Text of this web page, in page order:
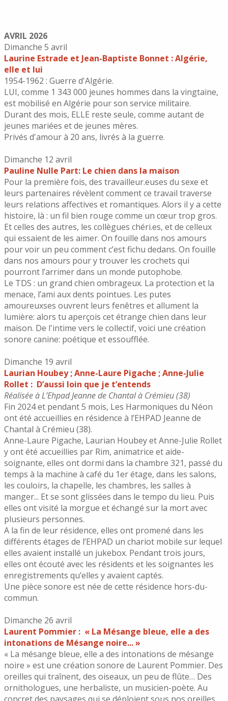
AVRIL 2026
Dimanche 5 avril
Laurine Estrade et Jean-Baptiste Bonnet : Algérie,
elle et lui
1954-1962 : Guerre d'Algérie.
LUI, comme 1 343 000 jeunes hommes dans la vingtaine,
est mobilisé en Algérie pour son service militaire.
Durant des mois, ELLE reste seule, comme autant de
jeunes mariées et de jeunes mères.
Privés d'amour à 20 ans, livrés à la guerre.
Dimanche 12 avril
Pauline Nulle Part: Le chien dans la maison
Pour la première fois, des travailleur.euses du sexe et
leurs partenaires révèlent comment ce travail traverse
leurs relations affectives et romantiques. Alors il y a cette
histoire, là : un fil bien rouge comme un cœur trop gros.
Et celles des autres, les collègues chéri.es, et de celleux
qui essaient de les aimer. On fouille dans nos amours
pour voir un peu comment c’est fichu dedans. On fouille
dans nos amours pour y trouver les crochets qui
pourront l’arrimer dans un monde putophobe.
Le TDS : un grand chien ombrageux. La protection et la
menace, l’ami aux dents pointues. Les putes
amoureuxses ouvrent leurs fenêtres et allument la
lumière: alors tu aperçois cet étrange chien dans leur
maison. De l'intime vers le collectif, voici une création
sonore canine: poétique et essoufflée.
Dimanche 19 avril
Laurian Houbey ; Anne-Laure Pigache ; Anne-Julie
Rollet : D’aussi loin que je t’entends
Réalisée à L’Ehpad Jeanne de Chantal à Crémieu (38)
Fin 2024 et pendant 5 mois, Les Harmoniques du Néon
ont été accueillies en résidence à l’EHPAD Jeanne de
Chantal à Crémieu (38).
Anne-Laure Pigache, Laurian Houbey et Anne-Julie Rollet
y ont été accueillies par Rim, animatrice et aide-
soignante, elles ont dormi dans la chambre 321, passé du
temps à la machine à café du 1er étage, dans les salons,
les couloirs, la chapelle, les chambres, les salles à
manger... Et se sont glissées dans le tempo du lieu. Puis
elles ont visité la morgue et échangé sur la mort avec
plusieurs personnes.
A la fin de leur résidence, elles ont promené dans les
différents étages de l’EHPAD un chariot mobile sur lequel
elles avaient installé un jukebox. Pendant trois jours,
elles ont écouté avec les résidents et les soignantes les
enregistrements qu’elles y avaient captés.
Une pièce sonore est née de cette résidence hors-du-
commun.
Dimanche 26 avril
Laurent Pommier : « La Mésange bleue, elle a des
intonations de Mésange noire... »
« La mésange bleue, elle a des intonations de mésange
noire » est une création sonore de Laurent Pommier. Des
oreilles qui traînent, des oiseaux, un peu de flûte… Des
ornithologues, une herbaliste, un musicien-poète. Au